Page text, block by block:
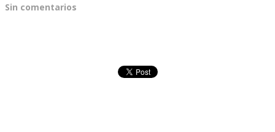
Sin comentarios